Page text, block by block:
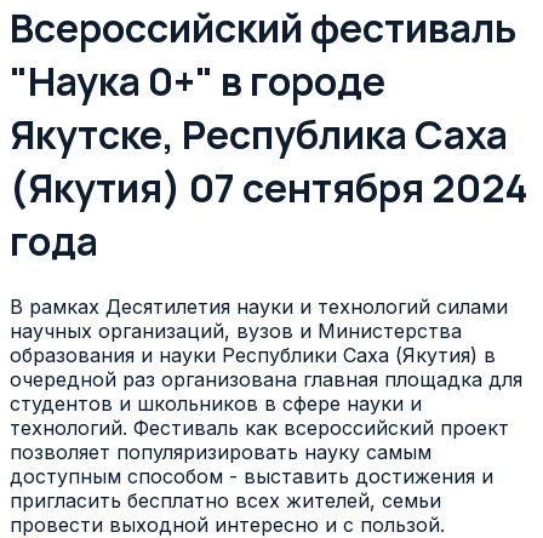
Всероссийский фестиваль
"Наука 0+" в городе
Якутске, Республика Саха
(Якутия) 07 сентября 2024
года
В рамках Десятилетия науки и технологий силами
научных организаций, вузов и Министерства
образования и науки Республики Саха (Якутия) в
очередной раз организована главная площадка для
студентов и школьников в сфере науки и
технологий. Фестиваль как всероссийский проект
позволяет популяризировать науку самым
доступным способом - выставить достижения и
пригласить бесплатно всех жителей, семьи
провести выходной интересно и с пользой.